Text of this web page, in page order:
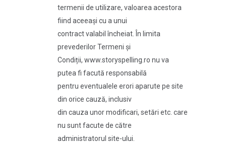
termenii de utilizare, valoarea acestora
fiind aceeași cu a unui
contract valabil încheiat. În limita
prevederilor Termeni și
Condiții, www.storyspelling.ro nu va
putea fi facută responsabilă
pentru eventualele erori aparute pe site
din orice cauză, inclusiv
din cauza unor modificari, setări etc. care
nu sunt facute de către
administratorul site-ului.